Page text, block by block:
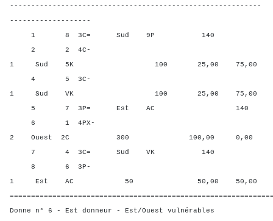
-----------------------------------------------------------
-------------------
1 8 3C= Sud 9P 140
2 2 4C-
1 Sud 5K 100 25,00 75,00
4 5 3C-
1 Sud VK 100 25,00 75,00
5 7 3P= Est AC 140 0,00
6 1 4PX-
2 Ouest 2C 300 100,00 0,00
7 4 3C= Sud VK 140
8 6 3P-
1 Est AC 50 50,00 50,00
Donne n° 6 - Est donneur - Est/Ouest vulnérables